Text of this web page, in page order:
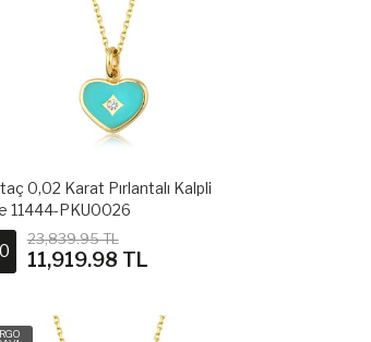
0,02 Karat Pırlantalı Kalpli
11444-PKU0026
23,839.95 TL
11,919.98 TL